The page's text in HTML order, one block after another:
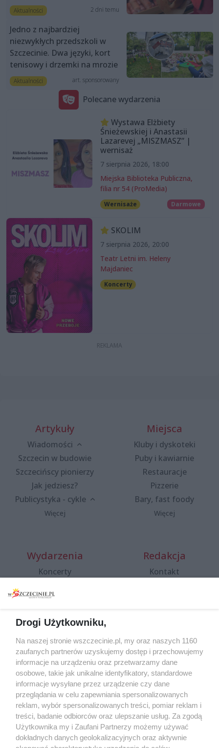
Aktualności 2 dni temu
Jedno z najbardziej
niezwykłych przedszkoli w
Szczecinie. Dwa języki, kort
tenisowy i drzemki na mrozie
Aktualności art. sponsorowany
Polecane wydarzenia
Wystawa Elżbiety
Śnieżewskiej i Anastasii
Lazarevej „MISZMASZ” |
wernisaż
7 sierpnia 2026, 18:00
Miejska Biblioteka Publiczna,
filia nr 54 (ProMedia)
Wernisaże Darmowe
SKOLIM
7 sierpnia 2026, 20:00
Teatr Letni im. Heleny
Majdaniec
Koncerty
Artykuły
Wiadomości
Szczecin w budowie
Szczecińscy pionierzy
Jak jedziesz?
Publicystyka - cykle
Więcej
Miejsca
Kluby i dyskoteki
Puby i kawiarnie
Restauracje
Pizzerie
Bary, fast foody
Więcej
Wydarzenia
Koncerty
Spacery i oprowadzania
targi
Wernisaże
Więcej
Redakcja
Kontakt
Specjalny koncert z okazji
20. urodzin portalu
wSzczecinie.pl
Regulamin konkursów
śniadaniówka "Hej
Szczecin! Jest piątek!"
Partnerzy
Drogi Użytkowniku,
Na naszej stronie wszczecinie.pl, my oraz naszych 1160
zaufanych partnerów uzyskujemy dostęp i przechowujemy
informacje na urządzeniu oraz przetwarzamy dane
osobowe, takie jak unikalne identyfikatory, standardowe
informacje wysyłane przez urządzenie czy dane
przeglądania w celu zapewniania spersonalizowanych
reklam, wybór spersonalizowanych treści, pomiar reklam i
treści, badanie odbiorców oraz ulepszanie usług. Za zgodą
Użytkownika my i Zaufani Partnerzy możemy używać
dokładnych danych geolokalizacyjnych oraz aktywnie